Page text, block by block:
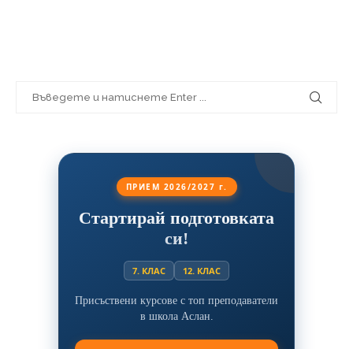
ПРИЕМ 2026/2027 г.
Стартирай подготовката
си!
7. КЛАС 12. КЛАС
Присъствени курсове с топ преподаватели
в школа Аслан.